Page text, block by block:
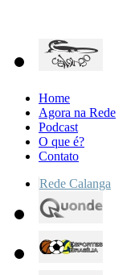
Home
Agora na Rede
Podcast
O que é?
Contato
Rede Calanga